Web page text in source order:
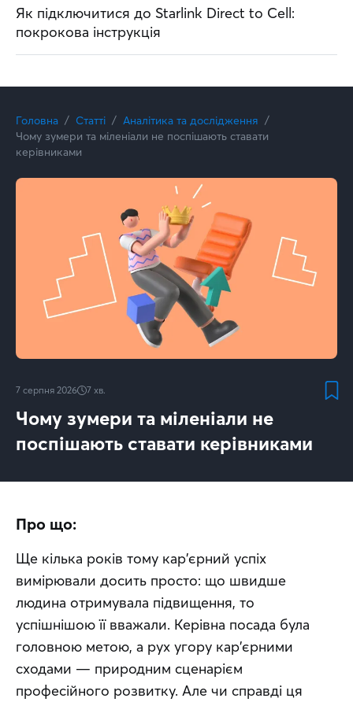
Як підключитися до Starlink Direct to Cell:
покрокова інструкція
Головна Статті
Аналітика та дослідження
Чому зумери та міленіали не поспішають ставати
керівниками
7 серпня 2026 7 хв.
Чому зумери та міленіали не
поспішають ставати керівниками
Про що:
Ще кілька років тому кар'єрний успіх
вимірювали досить просто: що швидше
людина отримувала підвищення, то
успішнішою її вважали. Керівна посада була
головною метою, а рух угору кар'єрними
сходами — природним сценарієм
професійного розвитку. Але чи справді ця